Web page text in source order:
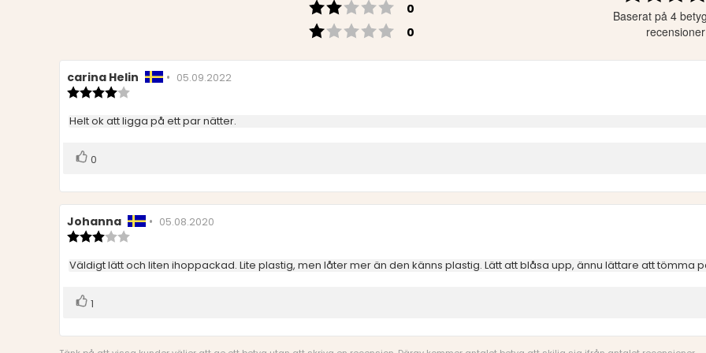
Betyg: 2 utav 5 stjärnor
0
Betyg: 1 utav 5 stjärnor
0
Baserat på 4
recensioner
Recensionsförfattare:
carina Helin • Recensionsdatum:
05.09.2022
utav
5
Recensionstext:
Helt ok att ligga på ett par nätter.
Rösta
0
Recensionsförfattare:
Johanna • Recensionsdatum:
05.08.2020
utav
5
Recensionstext:
Väldigt lätt och liten ihoppackad. Lite plastig, men låter mer än den känns plastig. Lätt att blåsa upp, ännu lättare att tömma
Rösta
1